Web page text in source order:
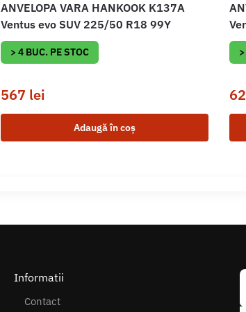
ANVELOPA VARA HANKOOK K137A
Ventus evo SUV 225/50 R18 99Y
> 4 BUC. PE STOC
567 lei
Adaugă în coș
Informatii
Contact